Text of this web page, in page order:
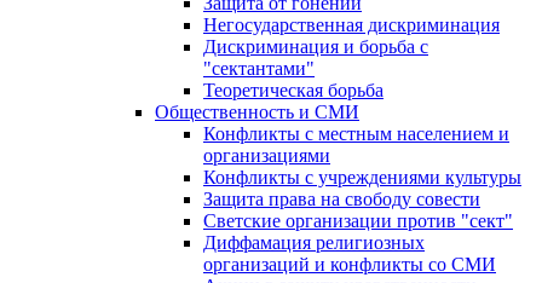
Негосударственная дискриминация
Дискриминация и борьба с
"сектантами"
Теоретическая борьба
Общественность и СМИ
Конфликты с местным населением и
организациями
Конфликты с учреждениями культуры
Защита права на свободу совести
Светские организации против "сект"
Диффамация религиозных
организаций и конфликты со СМИ